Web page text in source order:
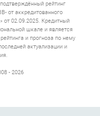
кредита
Умножьте на
Это не запугивание,
есть 1500 руб. за
рейтинг
от аккредитованного
от 02.09.2025. Кредитный
шкале и является
и прогноза по нему
актуализации и
- 2026